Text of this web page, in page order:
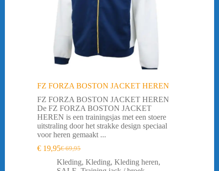
FZ FORZA BOSTON JACKET HEREN
FZ FORZA BOSTON JACKET HEREN
De FZ FORZA BOSTON JACKET
HEREN is een trainingsjas met een stoere
uitstraling door het strakke design speciaal
voor heren gemaakt ...
€69,95
Oorspronkelijke
prijs
€ 19,95Huidige
prijs
Kleding, Kleding, Kleding heren,